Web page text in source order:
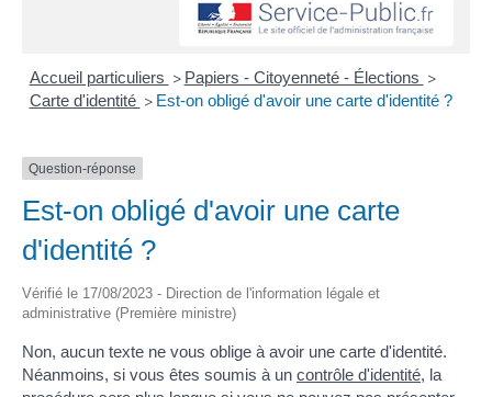
Accueil particuliers > Papiers - Citoyenneté - Élections >
Carte d'identité > Est-on obligé d'avoir une carte d'identité ?
Question-réponse
Est-on obligé d'avoir une carte
d'identité ?
Vérifié le 17/08/2023 - Direction de l'information légale et
administrative (Première ministre)
Non, aucun texte ne vous oblige à avoir une carte d'identité.
Néanmoins, si vous êtes soumis à un contrôle d'identité, la